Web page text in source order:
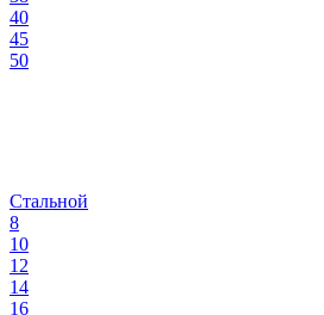
40
45
50
Стальной
8
10
12
14
16